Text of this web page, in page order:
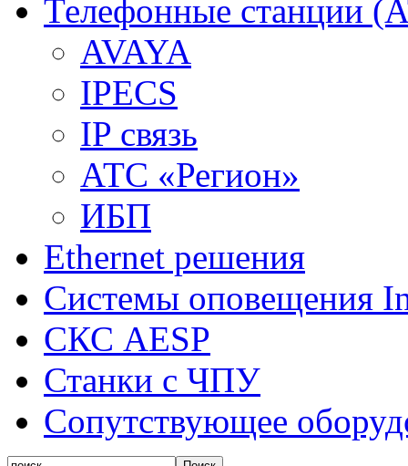
Телефонные станции
AVAYA
IPECS
IP связь
АТС «Регион»
ИБП
Ethernet решения
Системы оповещения
СКС AESP
Станки с ЧПУ
Сопутствующее